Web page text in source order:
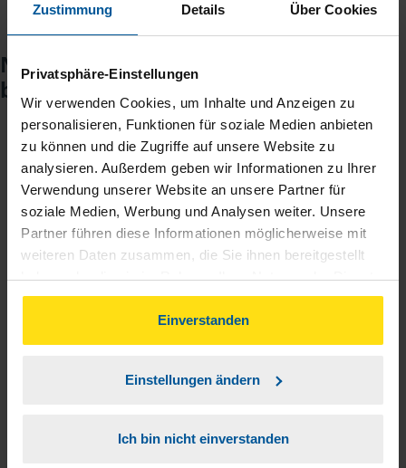
Zustimmung Details Über Cookies
Privatsphäre-Einstellungen
Wir verwenden Cookies, um Inhalte und Anzeigen zu
personalisieren, Funktionen für soziale Medien anbieten
zu können und die Zugriffe auf unsere Website zu
analysieren. Außerdem geben wir Informationen zu Ihrer
Verwendung unserer Website an unsere Partner für
soziale Medien, Werbung und Analysen weiter. Unsere
Partner führen diese Informationen möglicherweise mit
weiteren Daten zusammen, die Sie ihnen bereitgestellt
haben oder die sie im Rahmen Ihrer Nutzung der Dienste
gesammelt haben. Indem Sie auf Einverstanden klicken,
können Sie der Verwendung von Cookies, gemäß
unserer➔ Datenschutzrichtliniezustimmen.
Einverstanden
Einstellungen ändern
Ich bin nicht einverstanden
Noch keinen Zugang? So einfach
beantragen Sie ihn.
1
Sie teilen mir mit, dass Sie MeineVLH nutzen
wollen.
2 Sie bekommen eine E-Mail mit Ihren Zugangsdaten
und einem Aktivierungslink.
3
eingeben und los geht's.